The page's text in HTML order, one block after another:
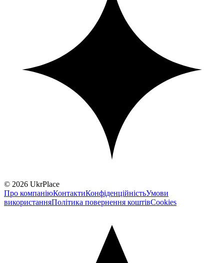
© 2026 UkrPlace
Про компаніюКонтактиКонфіденційністьУмови
використанняПолітика повернення коштівCookies